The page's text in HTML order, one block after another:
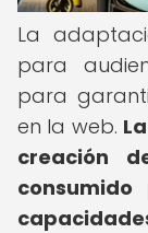
La
para
para
en la web.
creación